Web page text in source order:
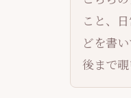
こと、
どを書
後まで